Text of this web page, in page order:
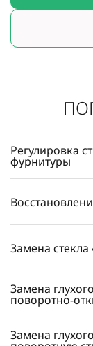
Регулировка
фурнитуры
Замена
Замена
поворотно-
Замена